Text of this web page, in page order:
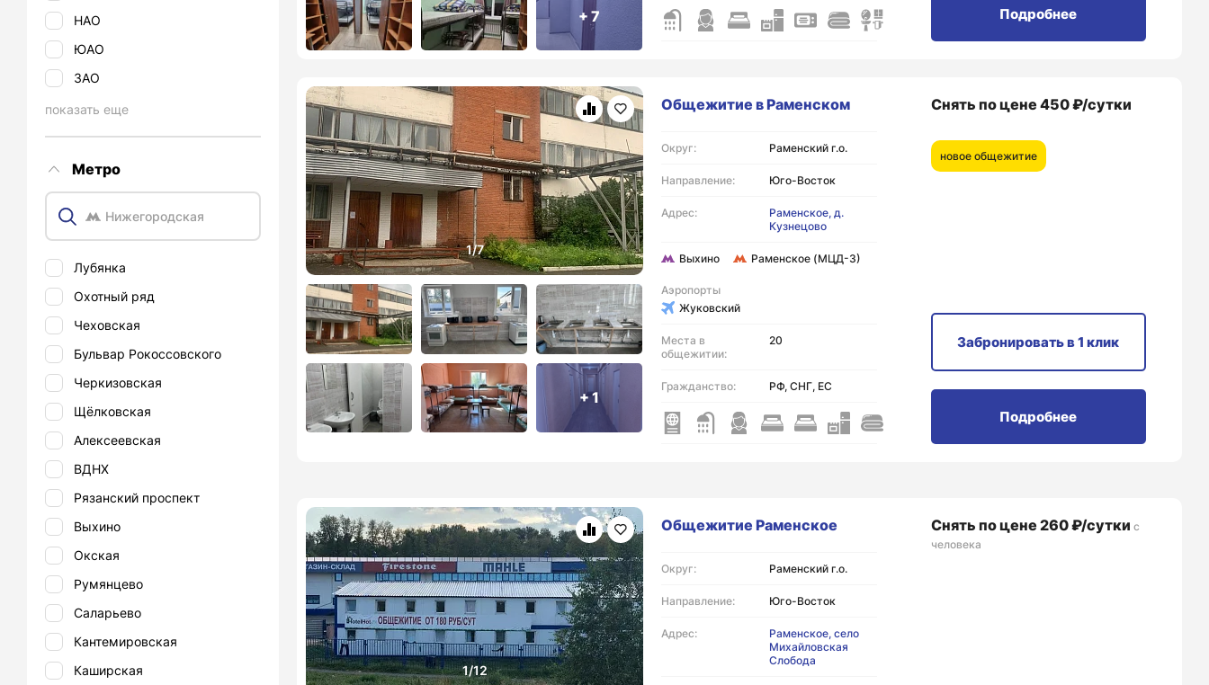
НАО
ЮАО
ЗАО
показать еще
Метро
Лубянка
Охотный ряд
Чеховская
Бульвар Рокоссовского
Черкизовская
Щёлковская
Алексеевская
ВДНХ
Рязанский проспект
Выхино
Окская
Румянцево
Саларьево
Кантемировская
Каширская
+ 7 Подробнее
+ 1
Общежитие в Раменском
Округ: Раменский г.о.
Направление: Юго-Восток
Адрес:
Раменское, д.
Кузнецово
Выхино Раменское (МЦД-3)
Аэропорты
Жуковский
Места в
общежитии:
20
Гражданство: РФ, СНГ, ЕС
Снять по цене 450 ₽/сутки
новое общежитие
Забронироватьв 1 клик
Подробнее
Общежитие Раменское
Округ: Раменский г.о.
Направление: Юго-Восток
Адрес:
Раменское, село
Михайловская
Слобода
Снять по цене 260 ₽/сутки с
человека